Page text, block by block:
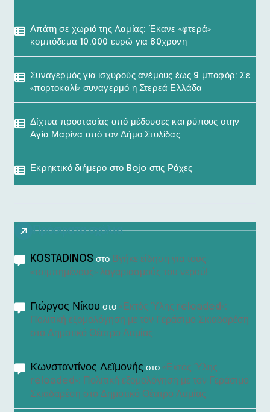
Απάτη σε χωριό της Λαμίας: Έκανε «φτερά»
κομπόδεμα 10.000 ευρώ για 80χρονη
Συναγερμός για ισχυρούς ανέμους έως 9 μποφόρ: Σε
«πορτοκαλί» συναγερμό η Στερεά Ελλάδα
Δίχτυα προστασίας από μέδουσες και ρύπους στην
Αγία Μαρίνα από τον Δήμο Στυλίδας
Εκρηκτικό διήμερο στο Bojo στις Ράχες
Πρόσφατα σχόλια
KOSTADINOS στο Βγήκε είδηση για τους
«τσιμπημένους» λογαριασμούς του νερού!
Γιώργος Νίκου στο «Εκτός Ύλης reloaded»:
Πολιτική εξομολόγηση με τον Γεράσιμο Σκιαδαρέση
στο Δημοτικό Θέατρο Λαμίας
Κωνσταντίνος Λεϊμονής στο «Εκτός Ύλης
reloaded»: Πολιτική εξομολόγηση με τον Γεράσιμο
Σκιαδαρέση στο Δημοτικό Θέατρο Λαμίας